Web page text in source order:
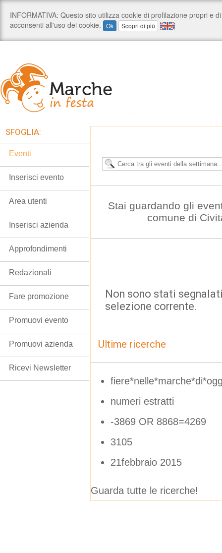
Stai guardando gli
comune di
Non sono stati
selezione corrente.
Ultime ricerche
numeri estratti
-3869 OR 8868=4269
3105
21febbraio 2015
Guarda tutte le ricerche!
SFOGLIA:
Eventi
Inserisci evento
Area utenti
Inserisci azienda
Approfondimenti
Redazionali
Fare promozione
Promuovi evento
Promuovi azienda
Ricevi Newsletter